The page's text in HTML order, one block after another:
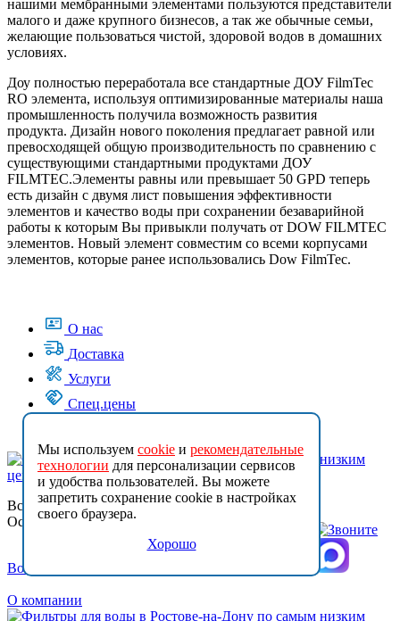
нашими мембранными элементами пользуются представители
малого и даже крупного бизнесов, а так же обычные семьи,
желающие пользоваться чистой, здоровой водов в домашних
условиях.
Доу полностью переработала все стандартные ДОУ FilmTec
RO элемента, используя оптимизированные материалы наша
промышленность получила возможность развития
продукта. Дизайн нового поколения предлагает равной или
превосходящей общую производительность по сравнению с
существующими стандартными продуктами ДОУ
FILMTEC.Элементы равны или превышает 50 GPD теперь
есть дизайн с двумя лист повышения эффективности
элементов и качество воды при сохранении безаварийной
работы к которым Вы привыкли получать от DOW FILMTEC
элементов. Новый элемент совместим со всеми корпусами
элементов, которые ранее использовались Dow FilmTec.
О нас
Доставка
Услуги
Спец.цены
Все права защищены (с)
Основано в 2015
Возврат товара
О компании
Мы используем cookie и рекомендательные
технологии для персонализации сервисов
и удобства пользователей. Вы можете
запретить сохранение cookie в настройках
своего браузера.
Хорошо